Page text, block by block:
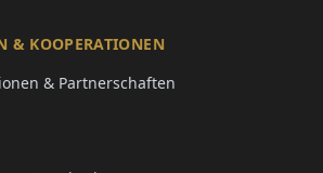
& KOOPERATIONEN
& Partnerschaften